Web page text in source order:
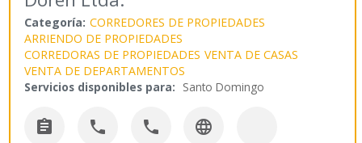
Categoría: CORREDORES DE PROPIEDADES
ARRIENDO DE PROPIEDADES
CORREDORAS DE PROPIEDADES VENTA DE CASAS
VENTA DE DEPARTAMENTOS
Servicios disponibles para: Santo Domingo
   